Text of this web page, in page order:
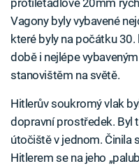
protiletadlové 20mm
Vagony byly vybavené
které byly na počátku
době i nejlépe
stanovištěm na světě.
Hitlerův soukromý vlak
dopravní prostředek. Byl
útočiště v jednom. Činila
Hitlerem se na jeho